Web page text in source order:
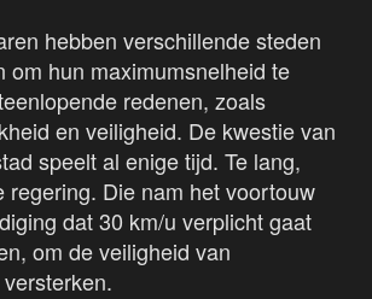
hebben verschillende steden
om hun maximumsnelheid te
redenen, zoals
en veiligheid. De kwestie van
speelt al enige tijd. Te lang,
regering. Die nam het voortouw
dat 30 km/u verplicht gaat
om de veiligheid van